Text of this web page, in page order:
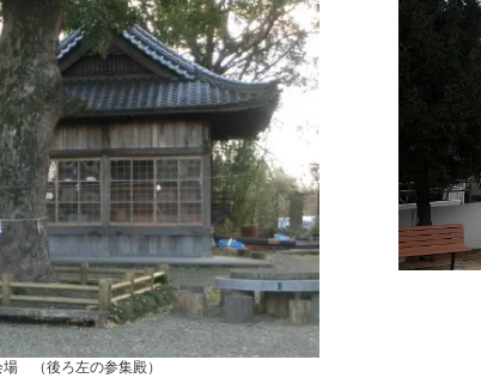
（後ろ左の参集殿）